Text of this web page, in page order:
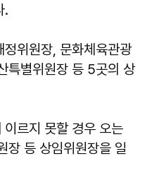
.
위원장, 문화체육관광
특별위원장 등 5곳의 상
르지 못할 경우 오는
장 등 상임위원장을 일